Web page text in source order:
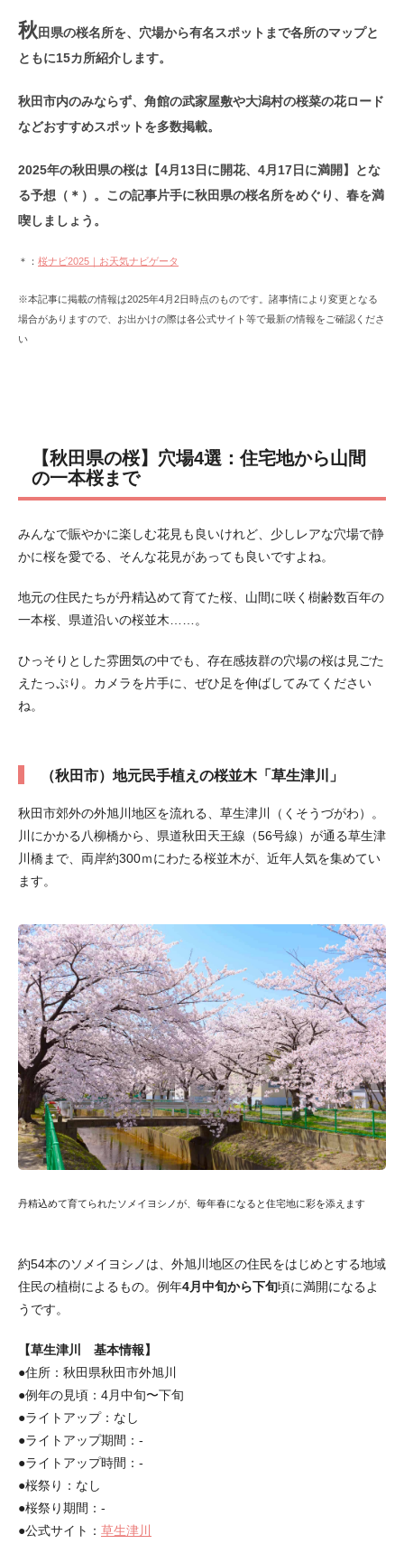
秋田県の桜名所を、穴場から有名スポットまで各所のマップと
ともに15カ所紹介します。
秋田市内のみならず、角館の武家屋敷や大潟村の桜菜の花ロード
などおすすめスポットを多数掲載。
2025年の秋田県の桜は【4月13日に開花、4月17日に満開】とな
る予想（＊）。この記事片手に秋田県の桜名所をめぐり、春を満
喫しましょう。
＊： 桜ナビ2025｜お天気ナビゲータ
※本記事に掲載の情報は2025年4月2日時点のものです。諸事情により変更となる
場合がありますので、お出かけの際は各公式サイト等で最新の情報をご確認くださ
い
【秋田県の桜】穴場4選：住宅地から山間
の一本桜まで
みんなで賑やかに楽しむ花見も良いけれど、少しレアな穴場で静
かに桜を愛でる、そんな花見があっても良いですよね。
地元の住民たちが丹精込めて育てた桜、山間に咲く樹齢数百年の
一本桜、県道沿いの桜並木……。
ひっそりとした雰囲気の中でも、存在感抜群の穴場の桜は見ごた
えたっぷり。カメラを片手に、ぜひ足を伸ばしてみてください
ね。
（秋田市）地元民手植えの桜並木「草生津川」
秋田市郊外の外旭川地区を流れる、草生津川（くそうづがわ）。
川にかかる八柳橋から、県道秋田天王線（56号線）が通る草生津
川橋まで、両岸約300ｍにわたる桜並木が、近年人気を集めてい
ます。
丹精込めて育てられたソメイヨシノが、毎年春になると住宅地に彩を添えます
約54本のソメイヨシノは、外旭川地区の住民をはじめとする地域
住民の植樹によるもの。例年4月中旬から下旬頃に満開になるよ
うです。
【草生津川 基本情報】
●住所：秋田県秋田市外旭川
●例年の見頃：4月中旬〜下旬
●ライトアップ：なし
●ライトアップ期間：-
●ライトアップ時間：-
●桜祭り：なし
●桜祭り期間：-
●公式サイト： 草生津川